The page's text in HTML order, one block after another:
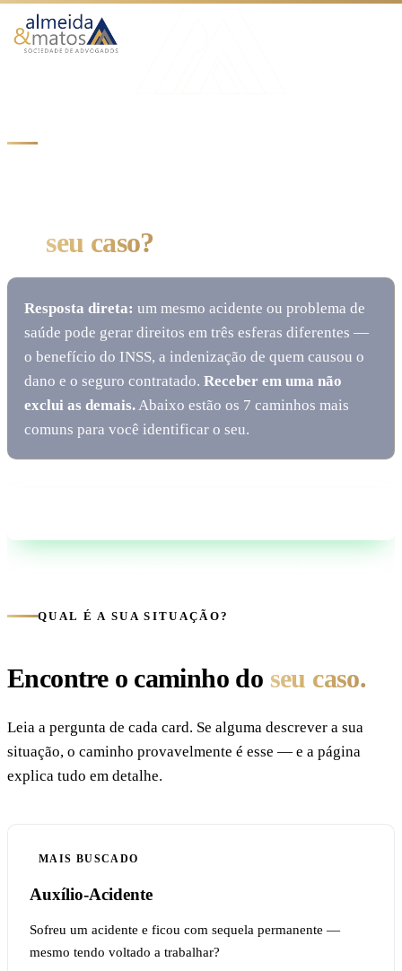
Atuação
Falar no WhatsApp
seu caso?
Resposta direta: um mesmo acidente ou problema de
saúde pode gerar direitos em três esferas diferentes —
o benefício do INSS, a indenização de quem causou o
dano e o seguro contratado.Receber em uma não
exclui as demais. Abaixo estão os 7 caminhos mais
comuns para você identificar o seu.
QUAL É A SUA SITUAÇÃO?
Encontre o caminho do seu caso.
Leia a pergunta de cada card. Se alguma descrever a sua
situação, o caminho provavelmente é esse — e a página
explica tudo em detalhe.
MAIS BUSCADO
Auxílio-Acidente
Sofreu um acidente e ficou com sequela permanente —
mesmo tendo voltado a trabalhar?